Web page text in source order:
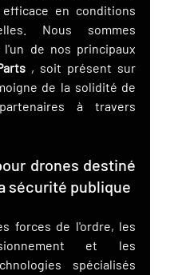
en conditions
Nous sommes
de nos principaux
, soit présent sur
de la solidité de
à travers
drones destiné
sécurité publique
forces de l'ordre, les
et les
spécialisés